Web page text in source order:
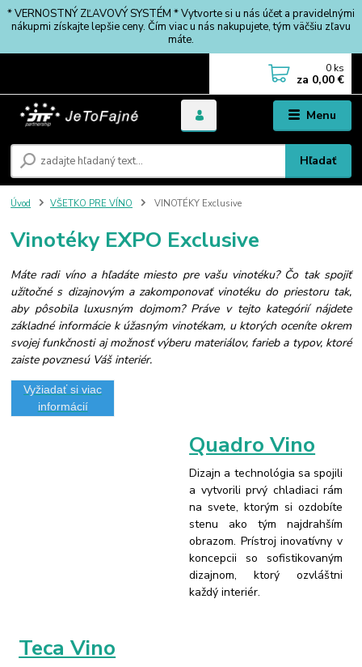
* VERNOSTNÝ ZĽAVOVÝ SYSTÉM * Vytvorte si u nás účet a pravidelnými
nákupmi získajte lepšie ceny. Čím viac u nás nakupujete, tým väčšiu zľavu
máte.
Menu
Hľadať
0 ks
za 0,00 €
Úvod VŠETKO PRE VÍNO VINOTÉKY Exclusive
Vinotéky EXPO Exclusive
Máte radi víno a hľadáte miesto pre vašu vinotéku? Čo tak spojiť
užitočné s dizajnovým a zakomponovať vinotéku do priestoru tak,
aby pôsobila luxusným dojmom? Práve v tejto kategórií nájdete
základné informácie k úžasným vinotékam, u ktorých oceníte okrem
svojej funkčnosti aj možnosť výberu materiálov, farieb a typov, ktoré
zaiste povznesú Váš interiér.
Vyžiadať si viac
informácií
Quadro Vino
Dizajn a technológia sa spojili
a vytvorili prvý chladiaci rám
na svete, ktorým si ozdobíte
stenu ako tým najdrahším
obrazom. Prístroj inovatívny v
koncepcii so sofistikovaným
dizajnom, ktorý ozvláštni
každý interiér.
Teca Vino